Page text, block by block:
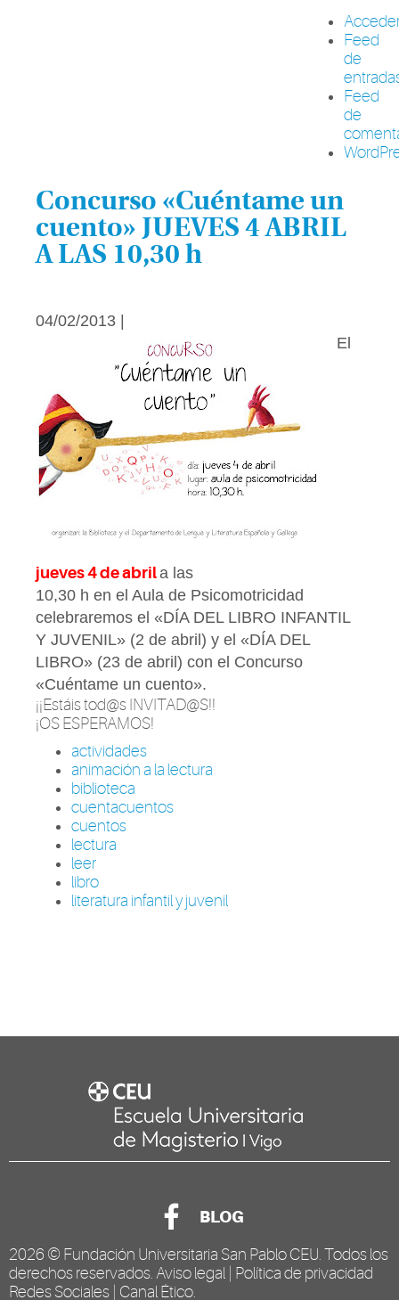
Feed
de
Feed
de
Concurso «Cuéntame un
cuento» JUEVES 4 ABRIL
A LAS 10,30 h
04/02/2013 |
El
jueves 4 de abrila las
10,30 h en el Aula de Psicomotricidad
celebraremos el «DÍA DEL LIBRO INFANTIL
Y JUVENIL» (2 de abril) y el «DÍA DEL
LIBRO» (23 de abril) con el Concurso
«Cuéntame un cuento».
¡¡Estáis tod@s INVITAD@S!!
¡OS ESPERAMOS!
actividades
animación a la lectura
biblioteca
cuentacuentos
cuentos
lectura
leer
libro
literatura infantil y juvenil
BLOG
2026 © Fundación Universitaria San Pablo CEU. Todos los
derechos reservados. Aviso legal
Política de privacidad
Redes Sociales Canal Ético.